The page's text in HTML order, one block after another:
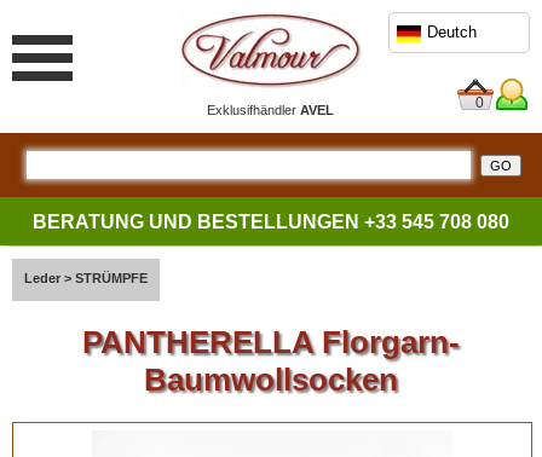
ExklusifhändlerAVEL
Deutch
0
BERATUNG UND BESTELLUNGEN +33 545 708 080
Leder > STRÜMPFE
PANTHERELLA Florgarn-
Baumwollsocken